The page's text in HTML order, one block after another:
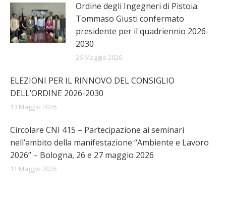
Ordine degli Ingegneri di Pistoia:
Tommaso Giusti confermato
presidente per il quadriennio 2026-
2030
26 Maggio 2026
ELEZIONI PER IL RINNOVO DEL CONSIGLIO
DELL’ORDINE 2026-2030
13 Maggio 2026
Circolare CNI 415 – Partecipazione ai seminari
nell’ambito della manifestazione “Ambiente e Lavoro
2026” – Bologna, 26 e 27 maggio 2026
11 Maggio 2026